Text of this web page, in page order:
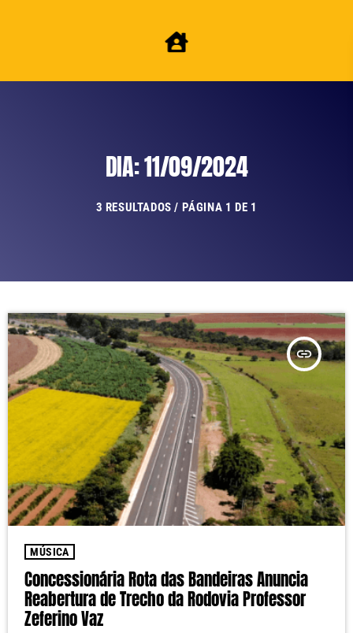
DIA: 11/09/2024
3 RESULTADOS / PÁGINA 1 DE 1
insert_link
MÚSICA
Concessionária Rota das Bandeiras Anuncia
Reabertura de Trecho da Rodovia Professor
Zeferino Vaz